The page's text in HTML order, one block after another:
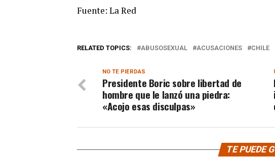
Fuente: La Red
RELATED TOPICS: ABUSOSEXUAL ACUSACIONES CHILE
NO TE PIERDAS
Presidente Boric sobre libertad de
hombre que le lanzó una piedra:
«Acojo esas disculpas»
TE PUEDE